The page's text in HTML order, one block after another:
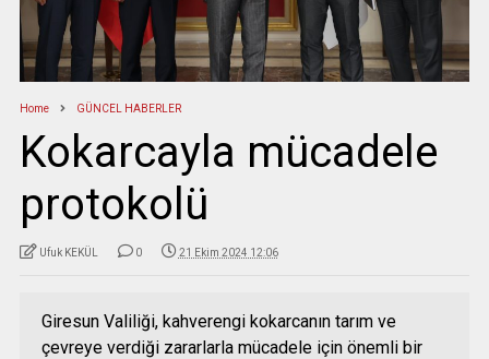
Home GÜNCEL HABERLER
Kokarcayla mücadele
protokolü
Ufuk KEKÜL 0 21 Ekim 2024 12:06
Giresun Valiliği, kahverengi kokarcanın tarım ve
çevreye verdiği zararlarla mücadele için önemli bir